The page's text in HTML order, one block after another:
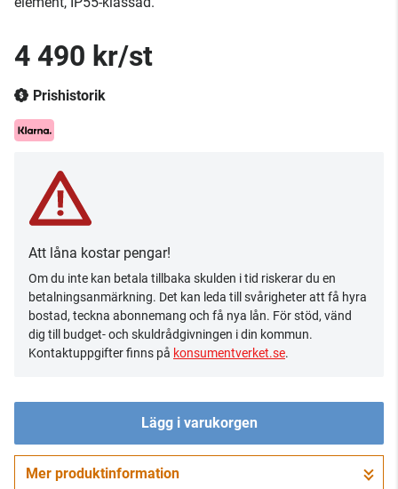
4 490 kr/st
Prishistorik
Att låna kostar pengar!
Om du inte kan betala tillbaka skulden i tid riskerar du en
betalningsanmärkning. Det kan leda till svårigheter att få hyra
bostad, teckna abonnemang och få nya lån. För stöd, vänd
dig till budget- och skuldrådgivningen i din kommun.
Kontaktuppgifter finns på konsumentverket.se.
Lägg i varukorgen
Gå till kassan
Mer produktinformation